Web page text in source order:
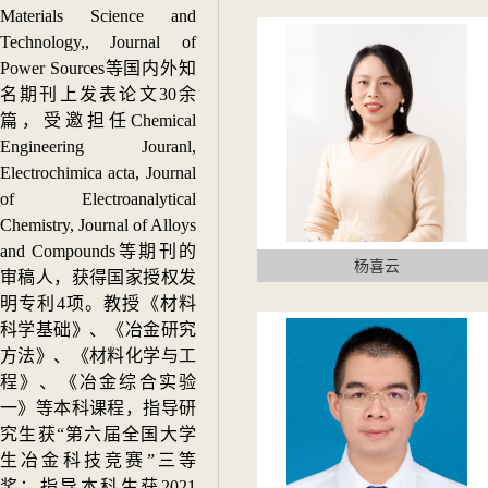
Materials Science and
Technology,, Journal of
Power Sources等国内外知
名期刊上发表论文30余
篇，受邀担任Chemical
Engineering Jouranl,
Electrochimica acta, Journal
of Electroanalytical
Chemistry, Journal of Alloys
and Compounds等期刊的
审稿人，获得国家授权发
明专利4项。教授《材料
科学基础》、《冶金研究
方法》、《材料化学与工
程》、《冶金综合实验
一》等本科课程，指导研
究生获“第六届全国大学
生冶金科技竞赛”三等
杨喜云